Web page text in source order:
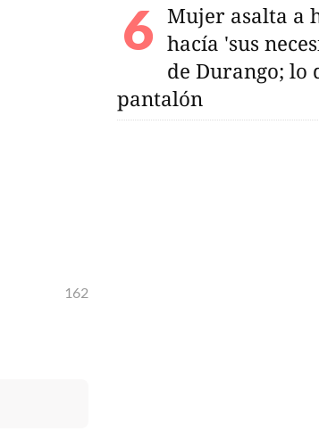
162
Mujer asalta a
hacía 'sus
de Durango; lo
pantalón